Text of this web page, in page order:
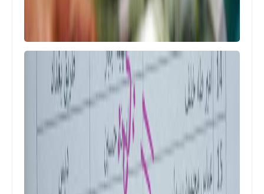
اسماء االرعاية الاجتماعية
ننشر اليكم اسماء بقبول التظلم وقبول
الاعتراض يرجى المراجعة الى دائرة الرعاية
الاجتماعية لقضاء الخالص لأصدار البطاقة
الذكية